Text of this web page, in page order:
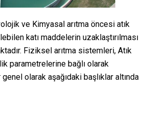
ve Kimyasal arıtma öncesi atık
katı maddelerin uzaklaştırılması
Fiziksel arıtma sistemleri, Atık
parametrelerine bağlı olarak
olarak aşağıdaki başlıklar altında